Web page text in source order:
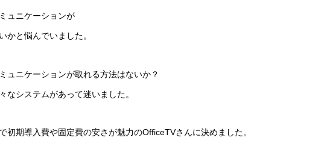
ュニケーションが
かと悩んでいました。
ュニケーションが取れる方法はないか？
なシステムがあって迷いました。
初期導入費や固定費の安さが魅力のOfficeTVさんに決めました。